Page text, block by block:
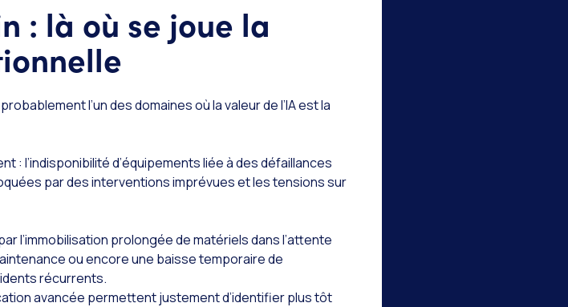
: là où se joue la
l’un des domaines où la valeur de l’IA est la
l’indisponibilité d’équipements liée à des défaillances
par des interventions imprévues et les tensions sur
l’immobilisation prolongée de matériels dans l’attente
ou encore une baisse temporaire de
récurrents.
avancée permettent justement d’identifier plus tôt